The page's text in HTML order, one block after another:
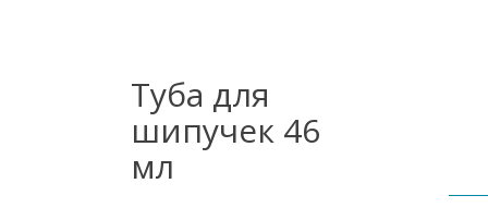
Услуги
Производство
Туба для
шипучек 46
мл